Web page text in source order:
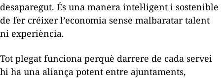
desaparegut. És una manera intel·ligent i sostenible
de fer créixer l’economia sense malbaratar talent
ni experiència.
Tot plegat funciona perquè darrere de cada servei
hi ha una aliança potent entre ajuntaments,